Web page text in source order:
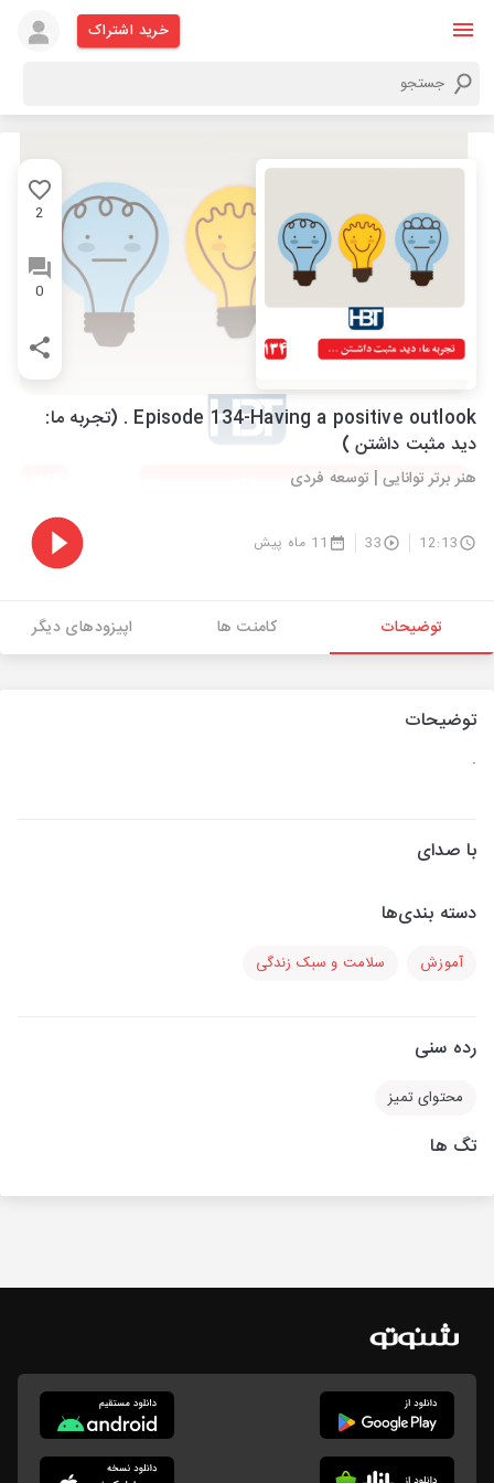
خرید اشتراک
2
0
Episode 134-Having a positive outlook . (تجربه ما:
دید مثبت داشتن )
هنر برتر توانایی | توسعه فردی
12:13
33 11 ماه پیش
توضیحات کامنت ها اپیزودهای دیگر
توضیحات
.
با صدای
دسته بندی‌ها
آموزش سلامت و سبک زندگی
رده سنی
محتوای تمیز
تگ ها